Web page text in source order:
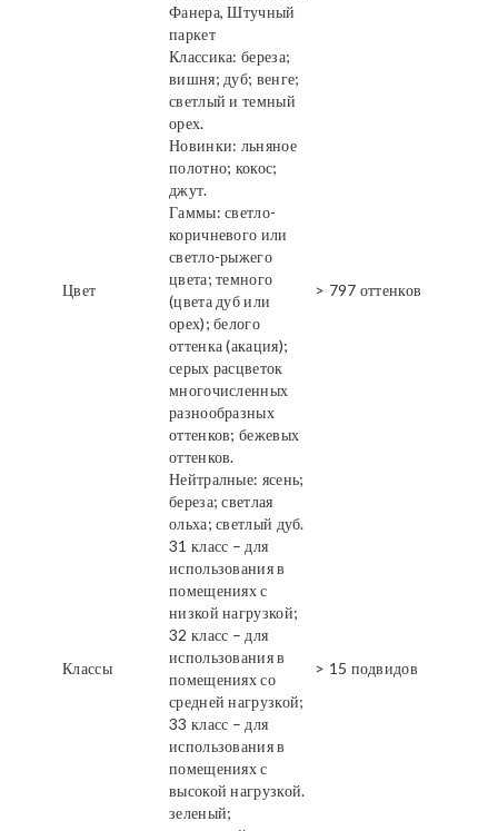
Фанера, Штучный
паркет
Цвет
Классика: береза;
вишня; дуб; венге;
светлый и темный
орех.
Новинки: льняное
полотно; кокос;
джут.
Гаммы: светло-
коричневого или
светло-рыжего
цвета; темного
(цвета дуб или
орех); белого
оттенка (акация);
серых расцветок
многочисленных
разнообразных
оттенков; бежевых
оттенков.
Нейтралные: ясень;
береза; светлая
ольха; светлый дуб.
> 797 оттенков
Классы
31 класс – для
использования в
помещениях с
низкой нагрузкой;
32 класс – для
использования в
помещениях со
средней нагрузкой;
33 класс – для
использования в
помещениях с
высокой нагрузкой.
> 15 подвидов
зеленый;